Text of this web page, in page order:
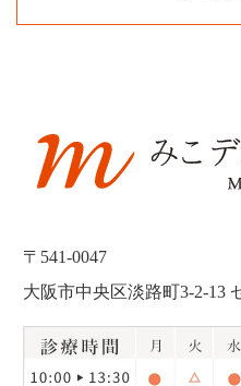
〒541-0047
大阪市中央区淡路町3-2-13